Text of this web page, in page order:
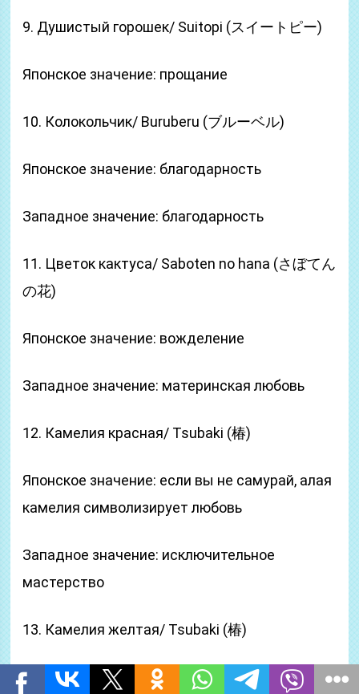
9. Душистый горошек/ Suitopi (スイートピー)
Японское значение: прощание
10. Колокольчик/ Buruberu (ブルーベル)
Японское значение: благодарность
Западное значение: благодарность
11. Цветок кактуса/ Saboten no hana (さぼてん
の花)
Японское значение: вожделение
Западное значение: материнская любовь
12. Камелия красная/ Tsubaki (椿)
Японское значение: если вы не самурай, алая
камелия символизирует любовь
Западное значение: исключительное
мастерство
13. Камелия желтая/ Tsubaki (椿)
Японское значение: страстное желание